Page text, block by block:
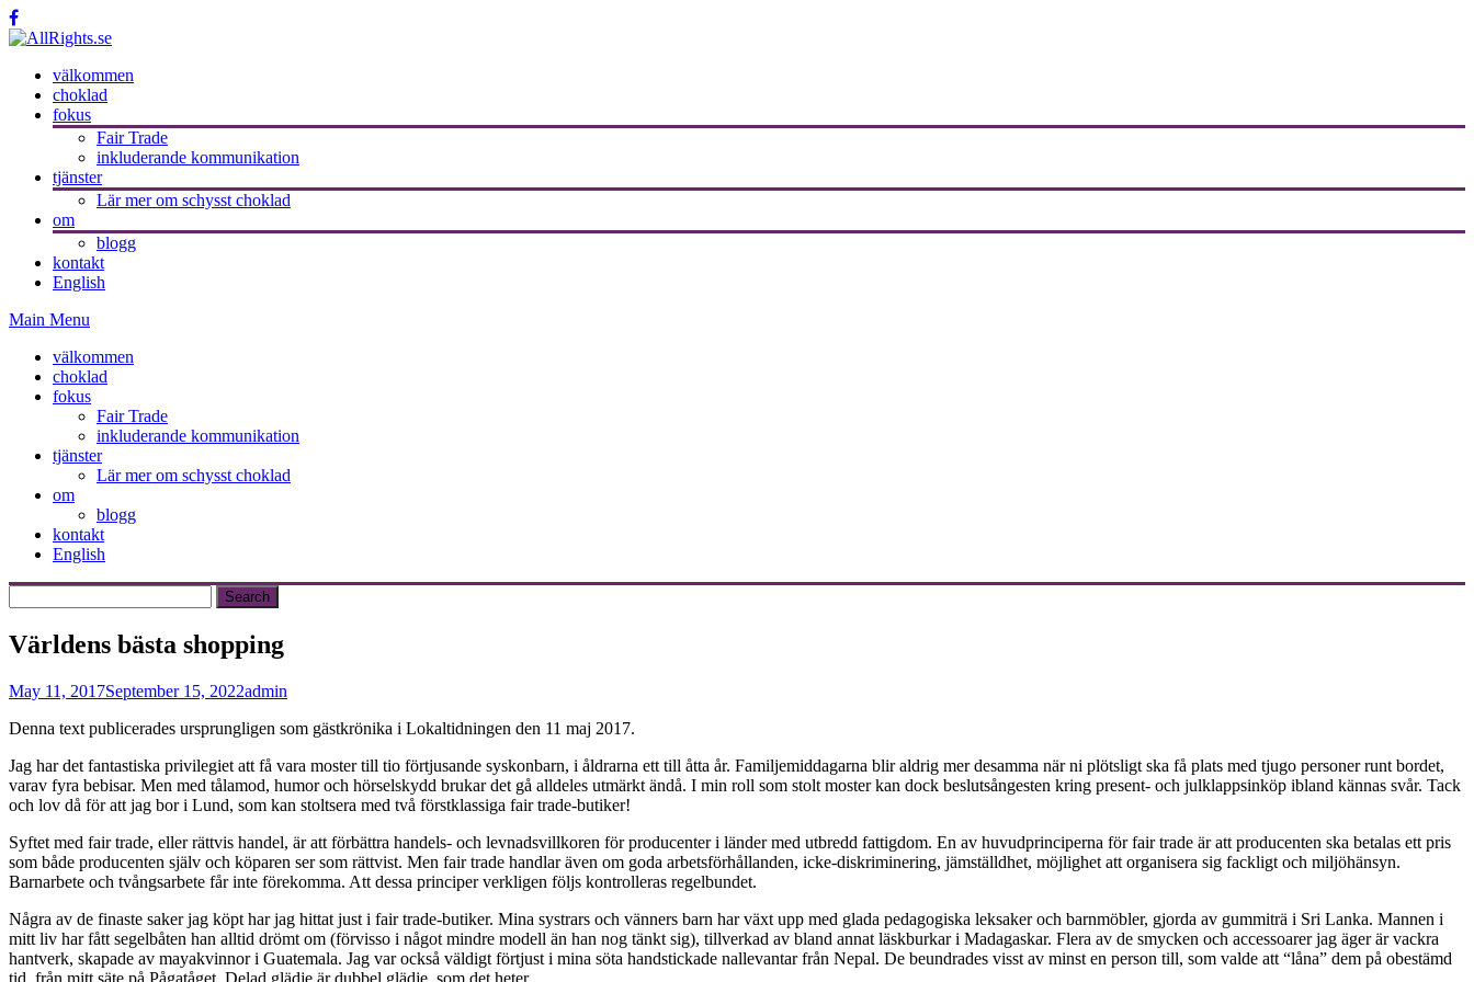
välkommen
choklad
fokus
Fair Trade
inkluderande kommunikation
tjänster
Lär mer om schysst choklad
om
blogg
kontakt
English
Main Menu
välkommen
choklad
fokus
Fair Trade
inkluderande kommunikation
tjänster
Lär mer om schysst choklad
om
blogg
kontakt
English
Världens bästa shopping
May 11, 2017September 15, 2022admin
Denna text publicerades ursprungligen som gästkrönika i Lokaltidningen den 11 maj 2017.
Jag har det fantastiska privilegiet att få vara moster till tio förtjusande syskonbarn, i åldrarna ett till åtta år. Familjemiddagarna blir aldrig mer desamma när ni plötsligt ska få plats med tjugo personer runt bordet,
varav fyra bebisar. Men med tålamod, humor och hörselskydd brukar det gå alldeles utmärkt ändå. I min roll som stolt moster kan dock beslutsångesten kring present- och julklappsinköp ibland kännas svår. Tack
och lov då för att jag bor i Lund, som kan stoltsera med två förstklassiga fair trade-butiker!
Syftet med fair trade, eller rättvis handel, är att förbättra handels- och levnadsvillkoren för producenter i länder med utbredd fattigdom. En av huvudprinciperna för fair trade är att producenten ska betalas ett pris
som både producenten själv och köparen ser som rättvist. Men fair trade handlar även om goda arbetsförhållanden, icke-diskriminering, jämställdhet, möjlighet att organisera sig fackligt och miljöhänsyn.
Barnarbete och tvångsarbete får inte förekomma. Att dessa principer verkligen följs kontrolleras regelbundet.
Några av de finaste saker jag köpt har jag hittat just i fair trade-butiker. Mina systrars och vänners barn har växt upp med glada pedagogiska leksaker och barnmöbler, gjorda av gummiträ i Sri Lanka. Mannen i
mitt liv har fått segelbåten han alltid drömt om (förvisso i något mindre modell än han nog tänkt sig), tillverkad av bland annat läskburkar i Madagaskar. Flera av de smycken och accessoarer jag äger är vackra
hantverk, skapade av mayakvinnor i Guatemala. Jag var också väldigt förtjust i mina söta handstickade nallevantar från Nepal. De beundrades visst av minst en person till, som valde att “låna” dem på obestämd
tid, från mitt säte på Pågatåget. Delad glädje är dubbel glädje, som det heter.